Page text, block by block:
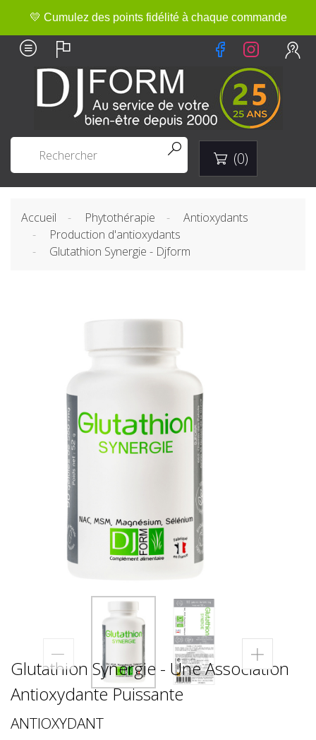
💛 Cumulez des points fidélité à chaque commande


 (0)
Accueil Phytothérapie
Antioxydants
Production d'antioxydants
Glutathion Synergie - Djform
Glutathion Synergie - Une Association
Antioxydante Puissante
ANTIOXYDANT